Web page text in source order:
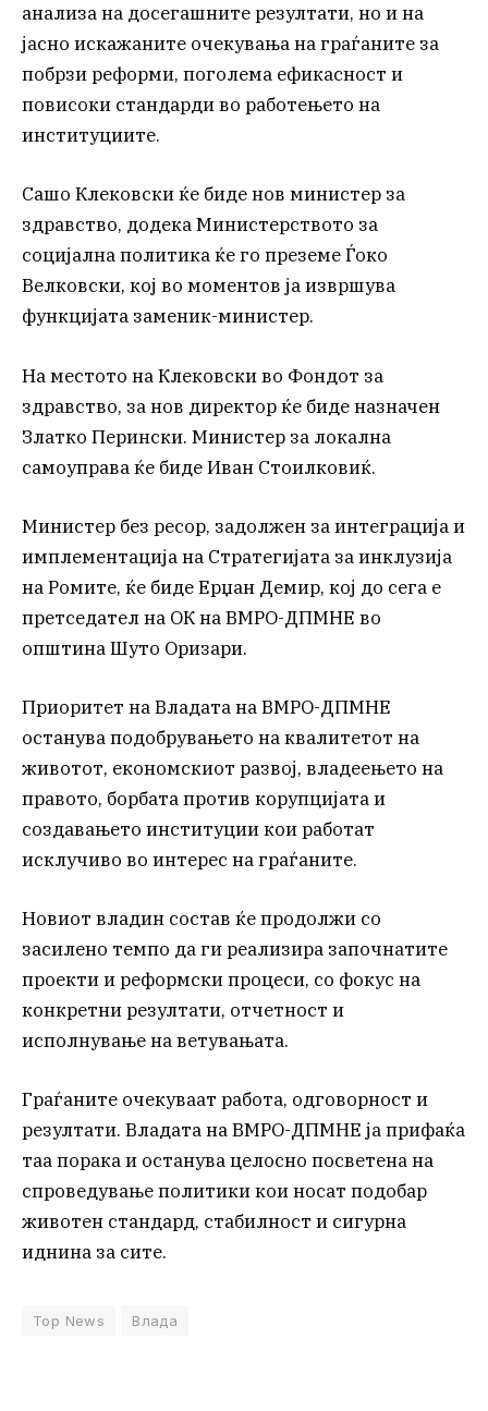
анализа на досегашните резултати, но и на
јасно искажаните очекувања на граѓаните за
побрзи реформи, поголема ефикасност и
повисоки стандарди во работењето на
институциите.
Сашо Клековски ќе биде нов министер за
здравство, додека Министерството за
социјална политика ќе го преземе Ѓоко
Велковски, кој во моментов ја извршува
функцијата заменик-министер.
На местото на Клековски во Фондот за
здравство, за нов директор ќе биде назначен
Златко Перински. Министер за локална
самоуправа ќе биде Иван Стоилковиќ.
Министер без ресор, задолжен за интеграција и
имплементација на Стратегијата за инклузија
на Ромите, ќе биде Ерџан Демир, кој до сега е
претседател на ОК на ВМРО-ДПМНЕ во
општина Шуто Оризари.
Приоритет на Владата на ВМРО-ДПМНЕ
останува подобрувањето на квалитетот на
животот, економскиот развој, владеењето на
правото, борбата против корупцијата и
создавањето институции кои работат
исклучиво во интерес на граѓаните.
Новиот владин состав ќе продолжи со
засилено темпо да ги реализира започнатите
проекти и реформски процеси, со фокус на
конкретни резултати, отчетност и
исполнување на ветувањата.
Граѓаните очекуваат работа, одговорност и
резултати. Владата на ВМРО-ДПМНЕ ја прифаќа
таа порака и останува целосно посветена на
спроведување политики кои носат подобар
животен стандард, стабилност и сигурна
иднина за сите.
Top News Влада